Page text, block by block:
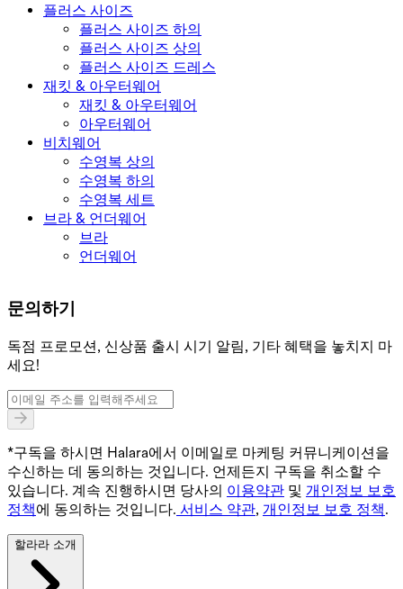
플러스 사이즈
플러스 사이즈 하의
플러스 사이즈 상의
플러스 사이즈 드레스
재킷 & 아우터웨어
재킷 & 아우터웨어
아우터웨어
비치웨어
수영복 상의
수영복 하의
수영복 세트
브라 & 언더웨어
브라
언더웨어
문의하기
독점 프로모션, 신상품 출시 시기 알림, 기타 혜택을 놓치지 마
세요!
*구독을 하시면 Halara에서 이메일로 마케팅 커뮤니케이션을
수신하는 데 동의하는 것입니다. 언제든지 구독을 취소할 수
있습니다. 계속 진행하시면 당사의 이용약관 및 개인정보 보호
정책에 동의하는 것입니다. 서비스 약관, 개인정보 보호 정책.
할라라 소개